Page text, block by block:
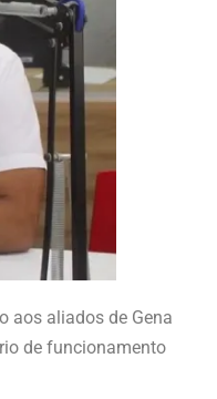
aos aliados de Gena
de funcionamento